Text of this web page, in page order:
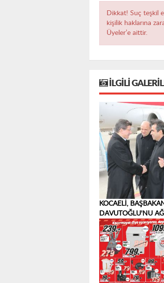
Dikkat! Suç teşkil
kişilik haklarına
Üyeler’e aittir.
İLGILI
KOCAELİ,
DAVUTOĞLU'NU